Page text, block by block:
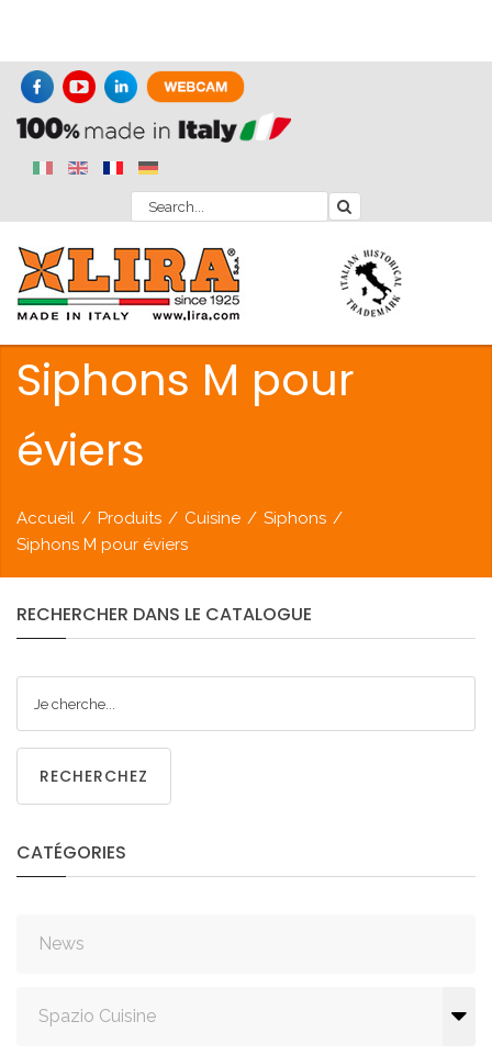
Siphons M pour
éviers
Accueil / Produits / Cuisine / Siphons /
Siphons M pour éviers
RECHERCHER DANS LE CATALOGUE
RECHERCHEZ
CATÉGORIES
News
Spazio Cuisine